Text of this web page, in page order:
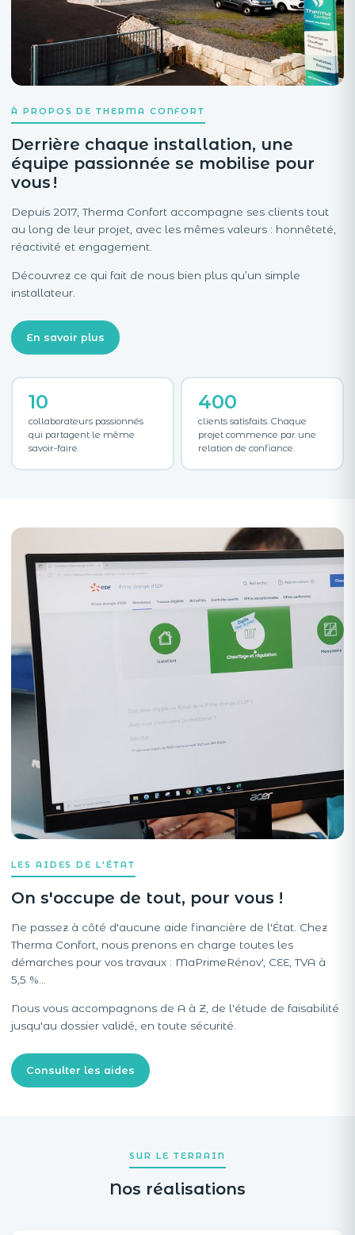
À PROPOS DE THERMA CONFORT
Derrière chaque installation, une
équipe passionnée se mobilise pour
vous !
Depuis 2017, Therma Confort accompagne ses clients tout
au long de leur projet, avec les mêmes valeurs : honnêteté,
réactivité et engagement.
Découvrez ce qui fait de nous bien plus qu’un simple
installateur.
En savoir plus
10
collaborateurs passionnés
qui partagent le même
savoir-faire.
400
clients satisfaits. Chaque
projet commence par une
relation de confiance.
LES AIDES DE L'ÉTAT
On s'occupe de tout, pour vous !
Ne passez à côté d'aucune aide financière de l'État. Chez
Therma Confort, nous prenons en charge toutes les
démarches pour vos travaux : MaPrimeRénov', CEE, TVA à
5,5 %…
Nous vous accompagnons de A à Z, de l'étude de faisabilité
jusqu'au dossier validé, en toute sécurité.
Consulter les aides
SUR LE TERRAIN
Nos réalisations